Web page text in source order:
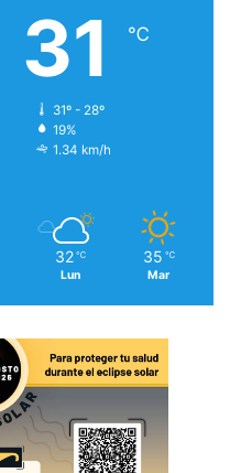
31 ℃
31º - 28º
19%
1.34 km/h
32 ℃
Lun
35 ℃
Mar